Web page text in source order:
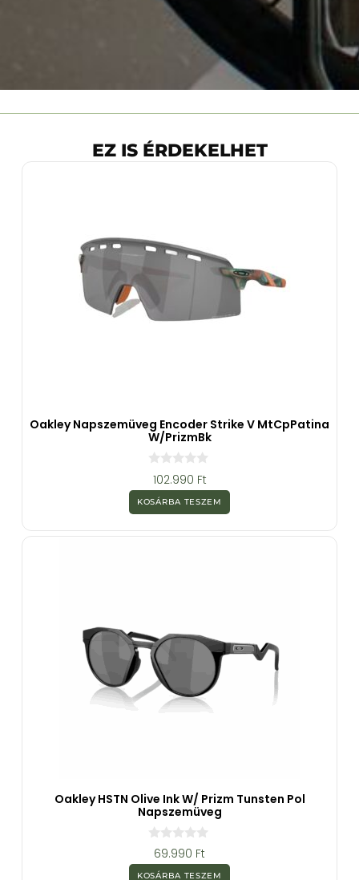
EZ IS ÉRDEKELHET
Oakley Napszemüveg Encoder Strike V MtCpPatina
W/PrizmBk
0
z
5
b
102.990 Ft
KOSÁRBA TESZEM
Oakley HSTN Olive Ink W/ Prizm Tunsten Pol
Napszemüveg
z
69.990 Ft
KOSÁRBA TESZEM